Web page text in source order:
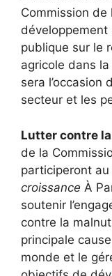
Commission de
publique sur le
agricole dans
sera l’occasion
secteur et les
Lutter contre
de la
participeront au
croissance À
soutenir
contre la
principale
monde et le